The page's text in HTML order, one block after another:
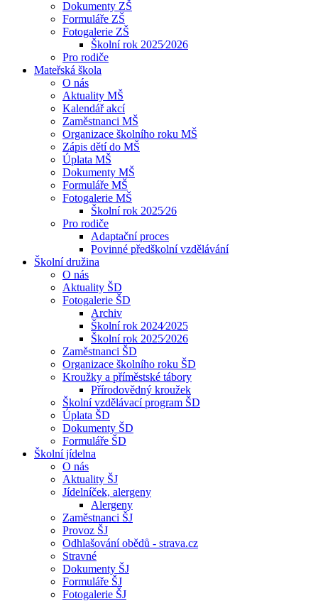
Dokumenty ZŠ
Formuláře ZŠ
Fotogalerie ZŠ
Školní rok 2025⁄2026
Pro rodiče
Mateřská škola
O nás
Aktuality MŠ
Kalendář akcí
Zaměstnanci MŠ
Organizace školního roku MŠ
Zápis dětí do MŠ
Úplata MŠ
Dokumenty MŠ
Formuláře MŠ
Fotogalerie MŠ
Školní rok 2025⁄26
Pro rodiče
Adaptační proces
Povinné předškolní vzdělávání
Školní družina
O nás
Aktuality ŠD
Fotogalerie ŠD
Archiv
Školní rok 2024⁄2025
Školní rok 2025⁄2026
Zaměstnanci ŠD
Organizace školního roku ŠD
Kroužky a příměstské tábory
Přírodovědný kroužek
Školní vzdělávací program ŠD
Úplata ŠD
Dokumenty ŠD
Formuláře ŠD
Školní jídelna
O nás
Aktuality ŠJ
Jídelníček, alergeny
Alergeny
Zaměstnanci ŠJ
Provoz ŠJ
Odhlašování obědů - strava.cz
Stravné
Dokumenty ŠJ
Formuláře ŠJ
Fotogalerie ŠJ